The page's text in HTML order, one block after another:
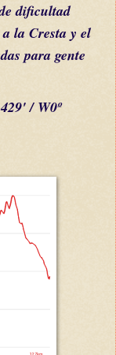
dificultad
la Cresta y el
para gente
/ W0º